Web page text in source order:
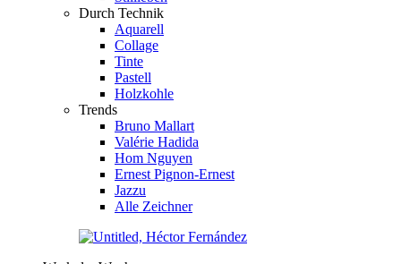
Durch Technik
Aquarell
Collage
Tinte
Pastell
Holzkohle
Trends
Bruno Mallart
Valérie Hadida
Hom Nguyen
Ernest Pignon-Ernest
Jazzu
Alle Zeichner